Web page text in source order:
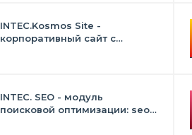
INTEC.Kosmos Site -
корпоративный сайт с
INTEC. SEO - модуль
поисковой оптимизации: seo -